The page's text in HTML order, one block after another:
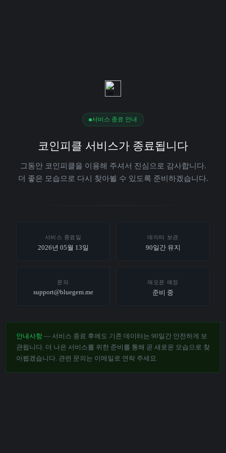
서비스 종료 안내
코인피클 서비스가 종료됩니다
그동안 코인피클을 이용해 주셔서 진심으로 감사합니다.
더 좋은 모습으로 다시 찾아뵐 수 있도록 준비하겠습니다.
서비스 종료일
2026년 05월 13일
데이터 보관
90일간 유지
문의
support@bluegem.me
재오픈 예정
준비 중
안내사항 — 서비스 종료 후에도 기존 데이터는 90일간 안전하게 보
관됩니다. 더 나은 서비스를 위한 준비를 통해 곧 새로운 모습으로 찾
아뵙겠습니다. 관련 문의는 이메일로 연락 주세요.